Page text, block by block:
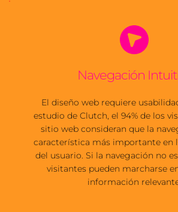
Navegación
El diseño web requiere
estudio de Clutch, el 94% de los
sitio web consideran que la
característica más importante en
del usuario. Si la navegación no
visitantes pueden marcharse
información